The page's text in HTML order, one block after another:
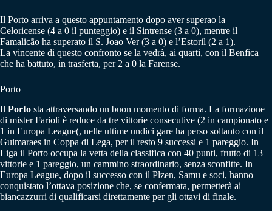
Il Porto arriva a questo appuntamento dopo aver superao la
Celoricense (4 a 0 il punteggio) e il Sintrense (3 a 0), mentre il
Famalicão ha superato il S. Joao Ver (3 a 0) e l’Estoril (2 a 1).
La vincente di questo confronto se la vedrà, ai quarti, con il Benfica
che ha battuto, in trasferta, per 2 a 0 la Farense.
Porto
Il Porto sta attraversando un buon momento di forma. La formazione
di mister Farioli è reduce da tre vittorie consecutive (2 in campionato e
1 in Europa League(, nelle ultime undici gare ha perso soltanto con il
Guimaraes in Coppa di Lega, per il resto 9 successi e 1 pareggio. In
Liga il Porto occupa la vetta della classifica con 40 punti, frutto di 13
vittorie e 1 pareggio, un cammino straordinario, senza sconfitte. In
Europa League, dopo il successo con il Plzen, Samu e soci, hanno
conquistato l’ottava posizione che, se confermata, permetterà ai
biancazzurri di qualificarsi direttamente per gli ottavi di finale.